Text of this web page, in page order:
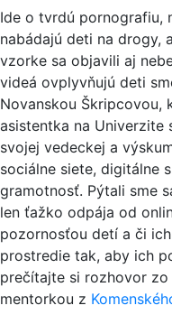
Ide o tvrdú pornografiu,
nabádajú deti na drogy,
vzorke sa objavili aj
videá ovplyvňujú deti
Novanskou Škripcovou,
asistentka na Univerzite
svojej vedeckej a
sociálne siete, digitálne
gramotnosť. Pýtali sme
len ťažko odpája od
pozornosťou detí a či
prostredie tak, aby ich
prečítajte si rozhovor
mentorkou z